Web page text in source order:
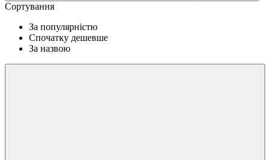
Сортування
За популярністю
Спочатку дешевше
За назвою